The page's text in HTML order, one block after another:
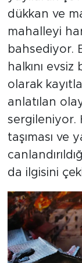
dükkan ve
mahalleyi
bahsediyor.
halkını
olarak
anlatılan
sergileniyor.
taşıması ve
da ilgisini